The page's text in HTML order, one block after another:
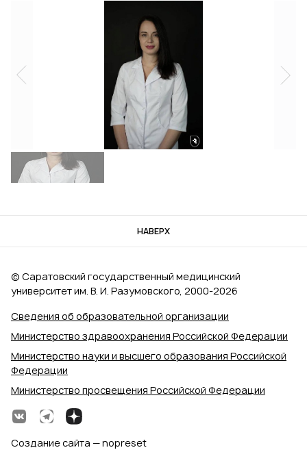
НАВЕРХ
Сведения об образовательной организации
Министерство здравоохранения Российской Федерации
Министерство науки и высшего образования Российской
Федерации
Министерство просвещения Российской Федерации
© Саратовский государственный медицинский
университет им. В. И. Разумовского, 2000‑2026
Создание сайта — nopreset